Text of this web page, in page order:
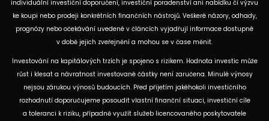
individuální investiční doporučení, investiční poradenství ani nabídku či výzvu
ke koupi nebo prodeji konkrétních finančních nástrojů. Veškeré názory, odhady,
prognózy nebo očekávání uvedené v článcích vyjadřují informace dostupné
v době jejich zveřejnění a mohou se v čase měnit.
Investování na kapitálových trzích je spojeno s rizikem. Hodnota investic může
růst i klesat a návratnost investované částky není zaručena. Minulé výnosy
nejsou zárukou výnosů budoucích. Před přijetím jakéhokoli investičního
rozhodnutí doporučujeme posoudit vlastní finanční situaci, investiční cíle
a toleranci k riziku, případně využít služeb licencovaného poskytovatele